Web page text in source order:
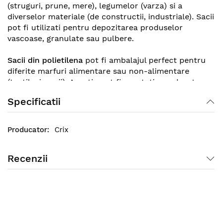
(struguri, prune, mere), legumelor (varza) si a
diverselor materiale (de constructii, industriale). Sacii
pot fi utilizati pentru depozitarea produselor
vascoase, granulate sau pulbere.
Sacii din polietilena pot fi ambalajul perfect pentru
diferite marfuri alimentare sau non-alimentare
(textile, jucarii). Acestia pot fi curatati cu o laveta
refolosi. Sacii din polietilena sunt un bun necesar in
orice gospodarie, dar si in depozitele agricole sau
industriale.
Specificatii
Crix
Recenzii